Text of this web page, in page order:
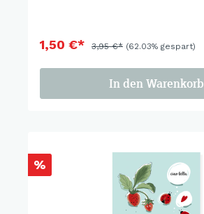
1,50 €* 3,95 €* (62.03% gespart)
In den Warenkorb
%